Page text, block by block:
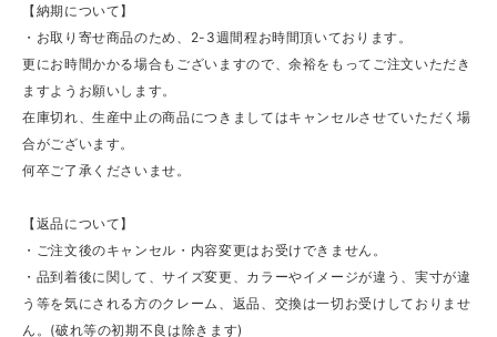
【納期について】
・お取り寄せ商品のため、2-3週間程お時間頂いております。
更にお時間かかる場合もございますので、余裕をもってご注文いただき
ますようお願いします。
在庫切れ、生産中止の商品につきましてはキャンセルさせていただく場
合がございます。
何卒ご了承くださいませ。
【返品について】
・ご注文後のキャンセル・内容変更はお受けできません。
・品到着後に関して、サイズ変更、カラーやイメージが違う、実寸が違
う等を気にされる方のクレーム、返品、交換は一切お受けしておりませ
ん。(破れ等の初期不良は除きます)